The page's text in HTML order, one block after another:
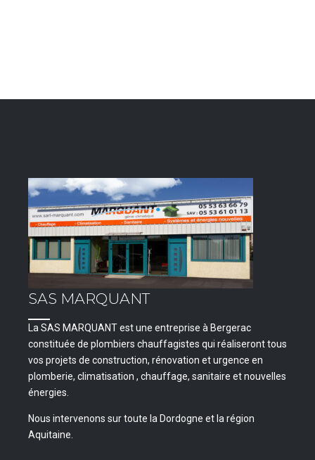
SAS MARQUANT
La SAS MARQUANT est une entreprise à Bergerac
constituée de plombiers chauffagistes qui réaliseront tous
vos projets de construction, rénovation et urgence en
plomberie, climatisation , chauffage, sanitaire et nouvelles
énergies.
Nous intervenons sur toute la Dordogne et la région
Aquitaine.